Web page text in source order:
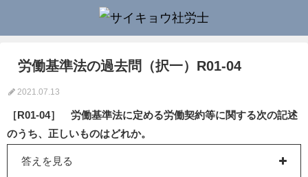
労働基準法の過去問（択一）R01-04
2021.07.13
［R01-04］ 労働基準法に定める労働契約等に関する次の記述
のうち、正しいものはどれか。
答えを見る